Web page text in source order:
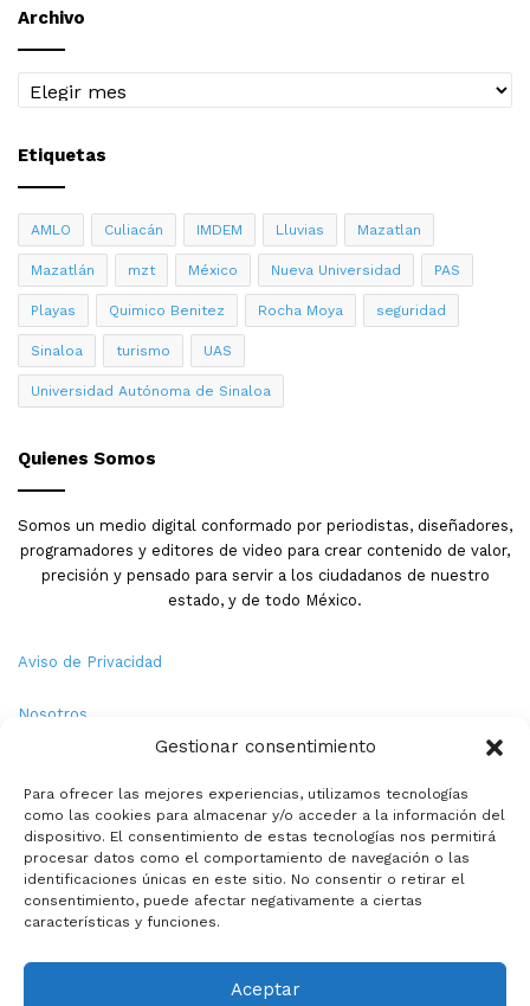
Gestionar consentimiento
Para ofrecer las mejores experiencias, utilizamos tecnologías
como las cookies para almacenar y/o acceder a la información del
dispositivo. El consentimiento de estas tecnologías nos permitirá
procesar datos como el comportamiento de navegación o las
identificaciones únicas en este sitio. No consentir o retirar el
consentimiento, puede afectar negativamente a ciertas
características y funciones.
Aceptar
Archivo
Archivo
Etiquetas
AMLO Culiacán IMDEM Lluvias Mazatlan
Mazatlán mzt México Nueva Universidad PAS
Playas Quimico Benitez Rocha Moya seguridad
Sinaloa turismo UAS
Universidad Autónoma de Sinaloa
Quienes Somos
Somos un medio digital conformado por periodistas, diseñadores,
programadores y editores de video para crear contenido de valor,
precisión y pensado para servir a los ciudadanos de nuestro
estado, y de todo México.
Aviso de Privacidad
Nosotros
Política de Cookies
Contacto